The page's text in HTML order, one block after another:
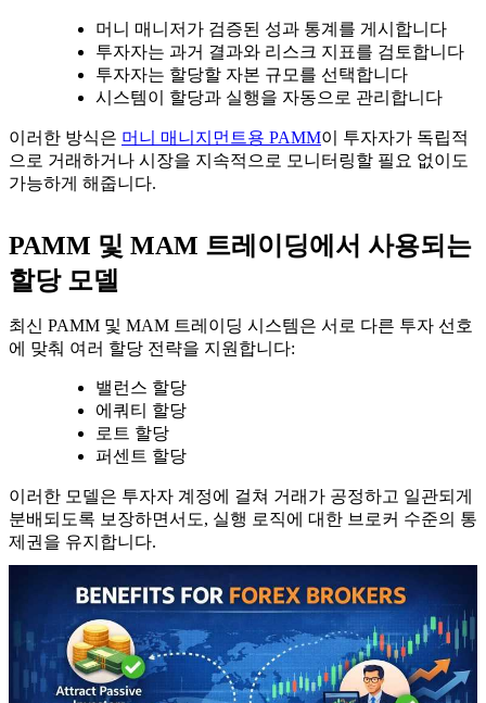
머니 매니저가 검증된 성과 통계를 게시합니다
투자자는 과거 결과와 리스크 지표를 검토합니다
투자자는 할당할 자본 규모를 선택합니다
시스템이 할당과 실행을 자동으로 관리합니다
이러한 방식은 머니 매니지먼트용 PAMM이 투자자가 독립적
으로 거래하거나 시장을 지속적으로 모니터링할 필요 없이도
가능하게 해줍니다.
PAMM 및 MAM 트레이딩에서 사용되는
할당 모델
최신 PAMM 및 MAM 트레이딩 시스템은 서로 다른 투자 선호
에 맞춰 여러 할당 전략을 지원합니다:
밸런스 할당
에쿼티 할당
로트 할당
퍼센트 할당
이러한 모델은 투자자 계정에 걸쳐 거래가 공정하고 일관되게
분배되도록 보장하면서도, 실행 로직에 대한 브로커 수준의 통
제권을 유지합니다.